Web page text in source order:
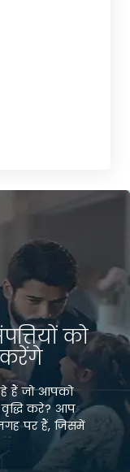
को
हैं जो आपको
करे? आप
पर हैं, जिसमें